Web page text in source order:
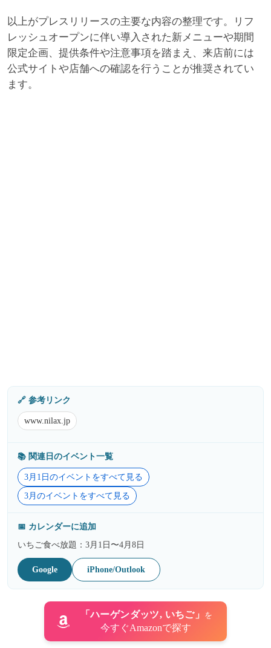
以上がプレスリリースの主要な内容の整理です。リフ
レッシュオープンに伴い導入された新メニューや期間
限定企画、提供条件や注意事項を踏まえ、来店前には
公式サイトや店舗への確認を行うことが推奨されてい
ます。
🔗 参考リンク
www.nilax.jp
📚️ 関連日のイベント一覧
3月1日のイベントをすべて見る
3月のイベントをすべて見る
📅 カレンダーに追加
いちご食べ放題：3月1日〜4月8日
Google iPhone/Outlook
「ハーゲンダッツ, いちご」 を
今すぐAmazonで探す